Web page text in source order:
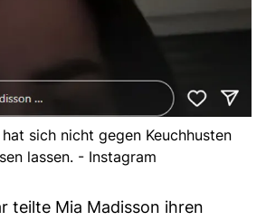
sich nicht gegen Keuchhusten
lassen. - Instagram
teilte Mia Madisson ihren